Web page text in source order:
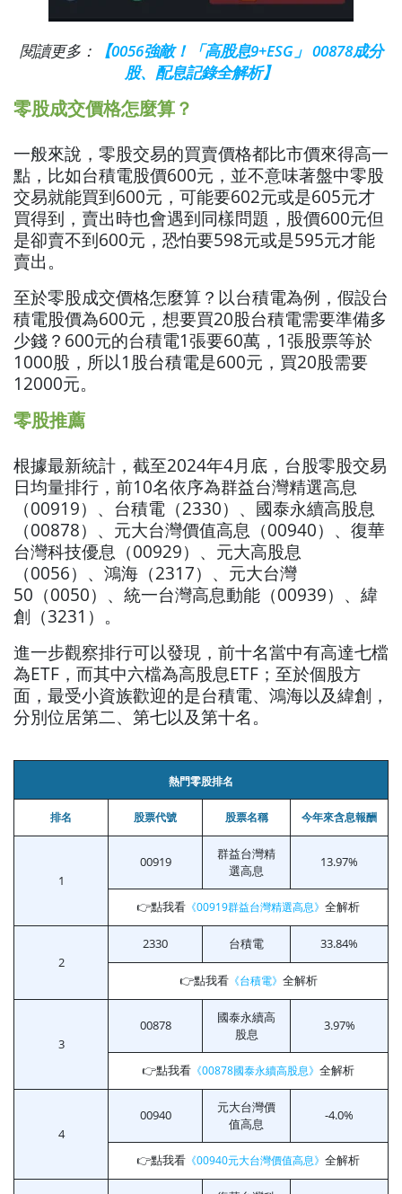
閱讀更多：
【0056強敵！「高股息9+ESG」 00878成分
股、配息記錄全解析】
零股成交價格怎麼算？
一般來說，零股交易的買賣價格都比市價來得高一
點，比如台積電股價600元，並不意味著盤中零股
交易就能買到600元，可能要602元或是605元才
買得到，賣出時也會遇到同樣問題，股價600元但
是卻賣不到600元，恐怕要598元或是595元才能
賣出。
至於零股成交價格怎麼算？以台積電為例，假設台
積電股價為600元，想要買20股台積電需要準備多
少錢？600元的台積電1張要60萬，1張股票等於
1000股，所以1股台積電是600元，買20股需要
12000元。
零股推薦
根據最新統計，截至2024年4月底，台股零股交易
日均量排行，前10名依序為群益台灣精選高息
（00919）、台積電（2330）、國泰永續高股息
（00878）、元大台灣價值高息（00940）、復華
台灣科技優息（00929）、元大高股息
（0056）、鴻海（2317）、元大台灣
50（0050）、統一台灣高息動能（00939）、緯
創（3231）。
進一步觀察排行可以發現，前十名當中有高達七檔
為ETF，而其中六檔為高股息ETF；至於個股方
面，最受小資族歡迎的是台積電、鴻海以及緯創，
分別位居第二、第七以及第十名。
熱門零股排名
排名 股票代號 股票名稱 今年來含息報酬
1
00919
群益台灣精
選高息
13.97%
👉點我看 《00919群益台灣精選高息》 全解析
2
2330 台積電 33.84%
👉點我看《台積電》 全解析
3
00878
國泰永續高
股息
3.97%
👉點我看 《00878國泰永續高股息》 全解析
4
00940
元大台灣價
值高息
-4.0%
👉點我看 《00940元大台灣價值高息》 全解析